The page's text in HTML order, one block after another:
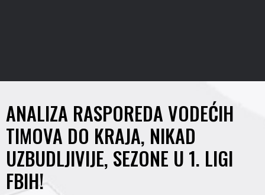
ANALIZA RASPOREDA VODEĆIH
TIMOVA DO KRAJA, NIKAD
UZBUDLJIVIJE, SEZONE U 1. LIGI
FBIH!